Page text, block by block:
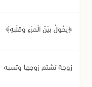
﴿يَحُولُ بَيْنَ الْمَرْءِ وَقَلْبِهِ﴾
زوجة تشتم زوجها وتسبه